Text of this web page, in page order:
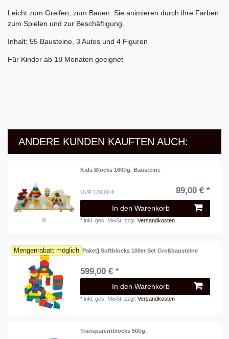
Leicht zum Greifen, zum Bauen. Sie animieren durch ihre Farben
zum Spielen und zur Beschäftigung.
Inhalt: 55 Bausteine, 3 Autos und 4 Figuren
Für Kinder ab 18 Monaten geeignet
ANDERE KUNDEN KAUFTEN AUCH:
Kids Blocks 160tlg. Bausteine
UVP 129,00 € 89,00 € *
In den Warenkorb
*inkl. ges. MwSt. zzgl.Versandkosten
Mengenrabatt möglich [Paket] Softblocks 100er Set Großbausteine
599,00 € *
In den Warenkorb
*inkl. ges. MwSt. zzgl.Versandkosten
Transparentblocks 50tlg.